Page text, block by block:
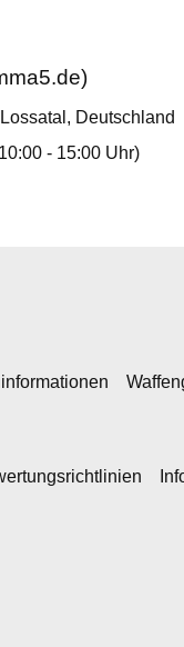
Deutschland
- 15:00 Uhr)